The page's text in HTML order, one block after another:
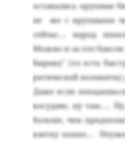
ос­та­вались круп­ные
пе же с круп­ны­ми
сей­час… на­род
Мож­но и за 100
бы­рику" (то есть
ра­тичес­кой
Да­же ес­ли
восу­дию, ну там….
боль­ше, чем
взят­ку ко­пил…